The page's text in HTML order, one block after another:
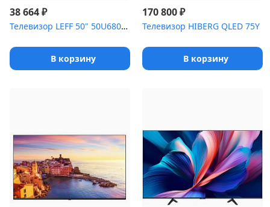
38 664₽
Телевизор LEFF 50" 50U680T черный Direct LED 4K UHD 60Hz Sma...
В корзину
170 800₽
Телевизор HIBERG QLED 75Y
В корзину